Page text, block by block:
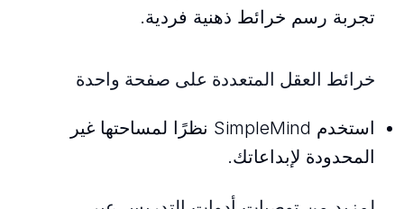
تجربة رسم خرائط ذهنية فردية.
خرائط العقل المتعددة على صفحة واحدة
استخدم SimpleMind نظرًا لمساحتها غير
المحدودة لإبداعاتك.